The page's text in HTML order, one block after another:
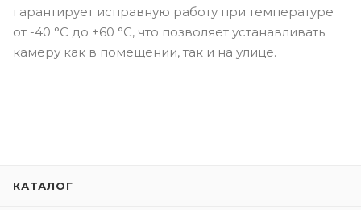
гарантирует исправную работу при температуре
от -40 °С до +60 °С, что позволяет устанавливать
камеру как в помещении, так и на улице.
КАТАЛОГ